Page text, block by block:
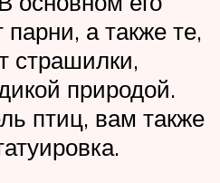
а также те,
страшилки,
природой.
птиц, вам также